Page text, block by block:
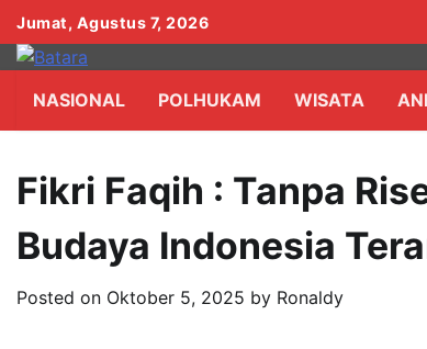
Skip
to
content
Jumat, Agustus 7, 2026
NASIONAL POLHUKAM WISATA
Fikri Faqih : Tanpa
Budaya Indonesia
Posted on Oktober 5, 2025 by Ronaldy